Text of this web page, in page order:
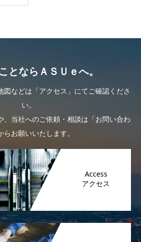
とならＡＳＵｅへ。
図などは「アクセス」にてご確認くださ
い。
、当社へのご依頼・相談は「お問い合わ
らお願いいたします。
Access